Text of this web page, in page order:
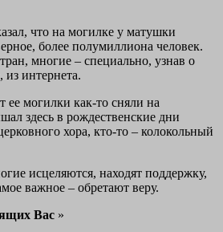
что на могилке у матушки
более полумиллиона человек.
многие – специально, узнав о
интернета.
ее могилки как-то сняли на
здесь в рождественские дни
хора, кто-то – колокольный
исцеляются, находят поддержку,
важное – обретают веру.
Вас »